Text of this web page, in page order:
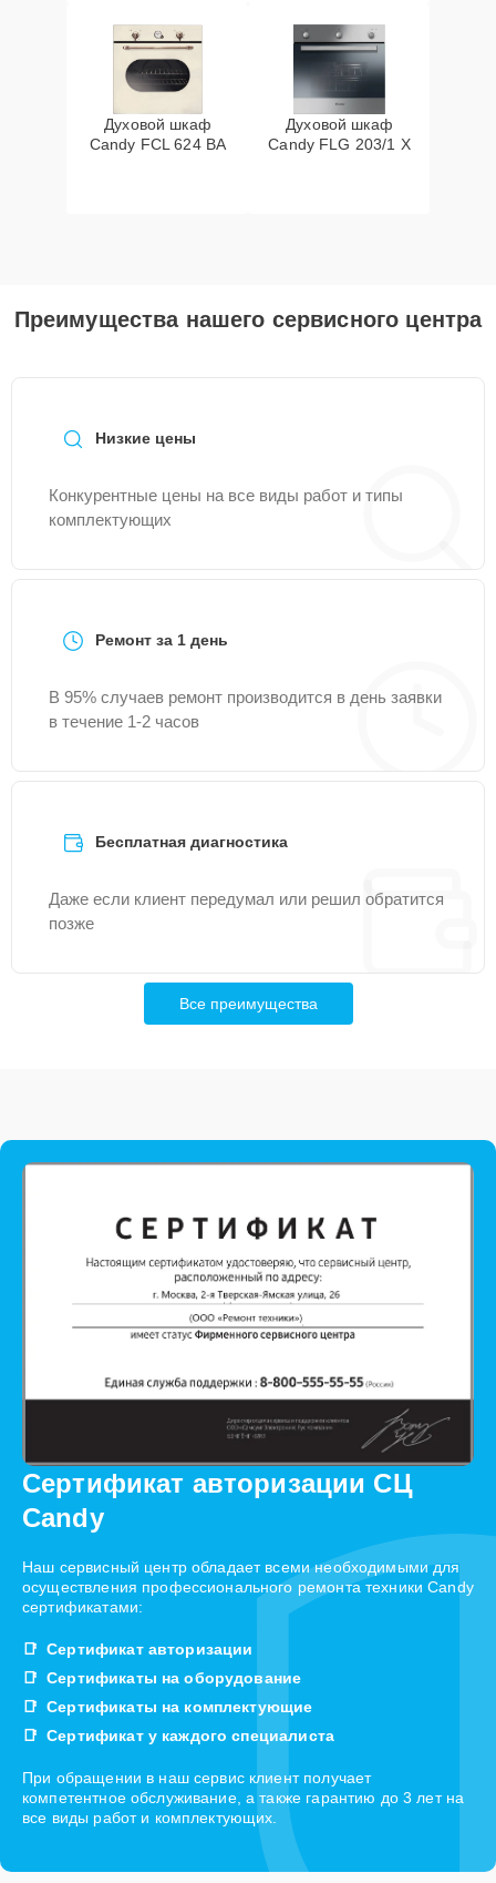
Духовой шкаф
Candy FCL 624 BA
Духовой шкаф
Candy FLG 203/1 X
Преимущества нашего сервисного центра
Низкие цены
Конкурентные цены на все виды работ и типы
комплектующих
Ремонт за 1 день
В 95% случаев ремонт производится в день заявки
в течение 1-2 часов
Бесплатная диагностика
Даже если клиент передумал или решил обратится
позже
Все преимущества
Сертификат авторизации СЦ
Candy
Наш сервисный центр обладает всеми необходимыми для
осуществления профессионального ремонта техники Candy
сертификатами:
Сертификат авторизации
Сертификаты на оборудование
Сертификаты на комплектующие
Сертификат у каждого специалиста
При обращении в наш сервис клиент получает
компетентное обслуживание, а также гарантию до 3 лет на
все виды работ и комплектующих.